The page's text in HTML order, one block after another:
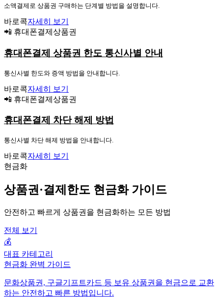
소액결제로 상품권 구매하는 단계별 방법을 설명합니다.
바로콕자세히 보기
📲 휴대폰결제상품권
휴대폰결제 상품권 한도 통신사별 안내
통신사별 한도와 증액 방법을 안내합니다.
바로콕자세히 보기
📲 휴대폰결제상품권
휴대폰결제 차단 해제 방법
통신사별 차단 해제 방법을 안내합니다.
바로콕자세히 보기
현금화
상품권·결제한도 현금화 가이드
안전하고 빠르게 상품권을 현금화하는 모든 방법
전체 보기
💰
대표 카테고리
현금화 완벽 가이드
문화상품권, 구글기프트카드 등 보유 상품권을 현금으로 교환
하는 안전하고 빠른 방법입니다.